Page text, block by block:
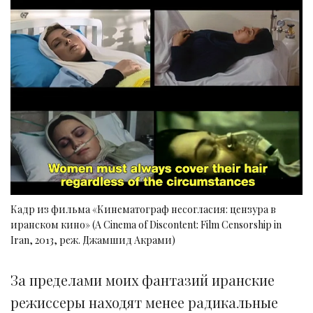
Кадр из фильма «Кинематограф несогласия: цензура в
иранском кино» (A Cinema of Discontent: Film Censorship in
Iran, 2013, реж. Джамшид Акрами)
За пределами моих фантазий иранские
режиссеры находят менее радикальные